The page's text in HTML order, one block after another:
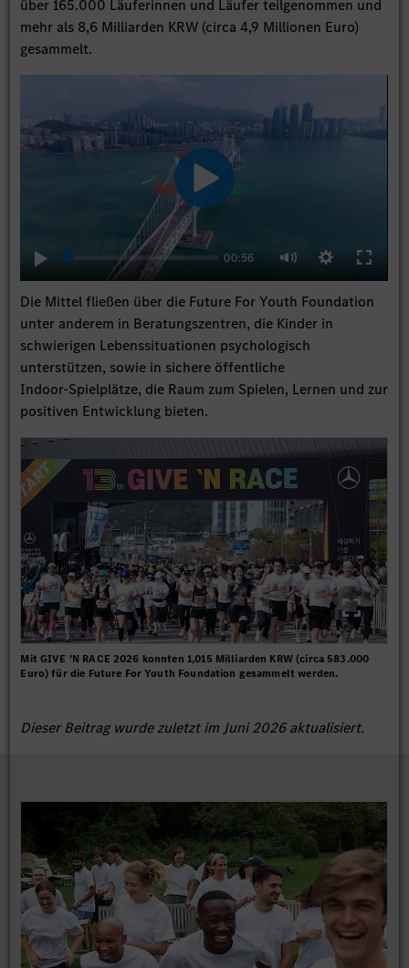
über 165.000 Läuferinnen und Läufer teilgenommen und
mehr als 8,6 Milliarden KRW (circa 4,9 Millionen Euro)
gesammelt.
00:56
Play
Die Mittel fließen über die Future For Youth Foundation
unter anderem in Beratungszentren, die Kinder in
schwierigen Lebenssituationen psychologisch
unterstützen, sowie in sichere öffentliche
Indoor‑Spielplätze, die Raum zum Spielen, Lernen und zur
positiven Entwicklung bieten.
Mit GIVE ’N RACE 2026 konnten 1,015 Milliarden KRW (circa 583.000
Euro) für die Future For Youth Foundation gesammelt werden.
Dieser Beitrag wurde zuletzt im Juni 2026 aktualisiert.